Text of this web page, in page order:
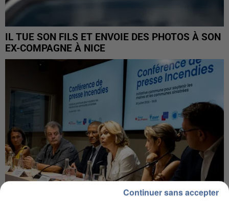
IL TUE SON FILS ET ENVOIE DES PHOTOS À SON
EX-COMPAGNE À NICE
Continuer sans accepter